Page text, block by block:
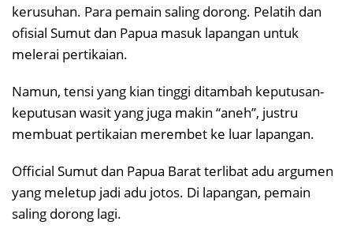
kerusuhan. Para pemain saling dorong. Pelatih dan
ofisial Sumut dan Papua masuk lapangan untuk
melerai pertikaian.
Namun, tensi yang kian tinggi ditambah keputusan-
keputusan wasit yang juga makin “aneh”, justru
membuat pertikaian merembet ke luar lapangan.
Official Sumut dan Papua Barat terlibat adu argumen
yang meletup jadi adu jotos. Di lapangan, pemain
saling dorong lagi.